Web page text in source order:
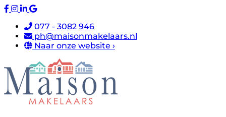
077 - 3082 946
ph@maisonmakelaars.nl
Naar onze website ›